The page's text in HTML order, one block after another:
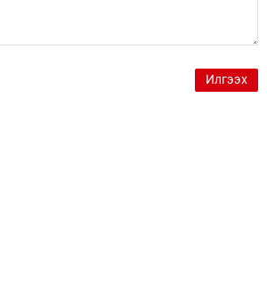
Илгээх